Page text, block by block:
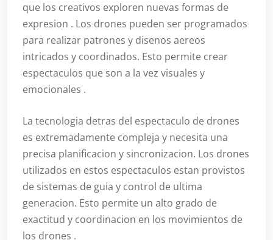
que los creativos exploren nuevas formas de
expresion . Los drones pueden ser programados
para realizar patrones y disenos aereos
intricados y coordinados. Esto permite crear
espectaculos que son a la vez visuales y
emocionales .
La tecnologia detras del espectaculo de drones
es extremadamente compleja y necesita una
precisa planificacion y sincronizacion. Los drones
utilizados en estos espectaculos estan provistos
de sistemas de guia y control de ultima
generacion. Esto permite un alto grado de
exactitud y coordinacion en los movimientos de
los drones .